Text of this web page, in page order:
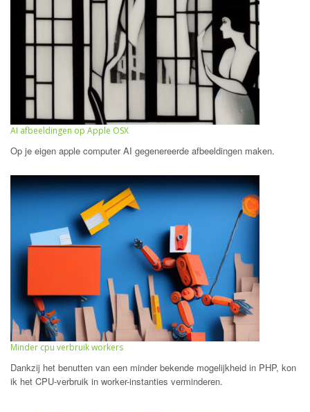
AI afbeeldingen op Apple OSX
Op je eigen apple computer AI gegenereerde afbeeldingen maken.
Minder cpu verbruik workers
Dankzij het benutten van een minder bekende mogelijkheid in PHP, kon
ik het CPU-verbruik in worker-instanties verminderen.